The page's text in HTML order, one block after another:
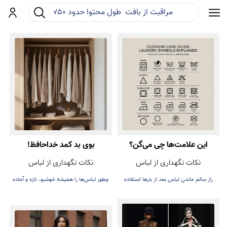
ورودجست و جو
این علامت‌ها چی می‌گن؟
نکات نگهداری از لباس
راز سالم ماندن لباس بعد از بارها استفاده
بوی بد کمد خداحافظ!
نکات نگهداری از لباس
چطور لباس‌ها را همیشه خوشبو، تازه و آماده